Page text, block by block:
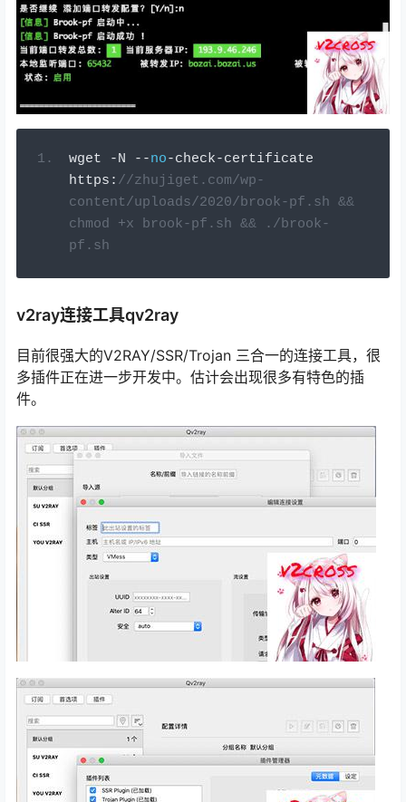
wget -N --no-check-certificate
https : //zhujiget.com/wp-
content/uploads/2020/brook-pf.sh &&
chmod +x brook-pf.sh && ./brook-
pf.sh
v2ray连接工具qv2ray
目前很强大的V2RAY/SSR/Trojan 三合一的连接工具，很
多插件正在进一步开发中。估计会出现很多有特色的插
件。